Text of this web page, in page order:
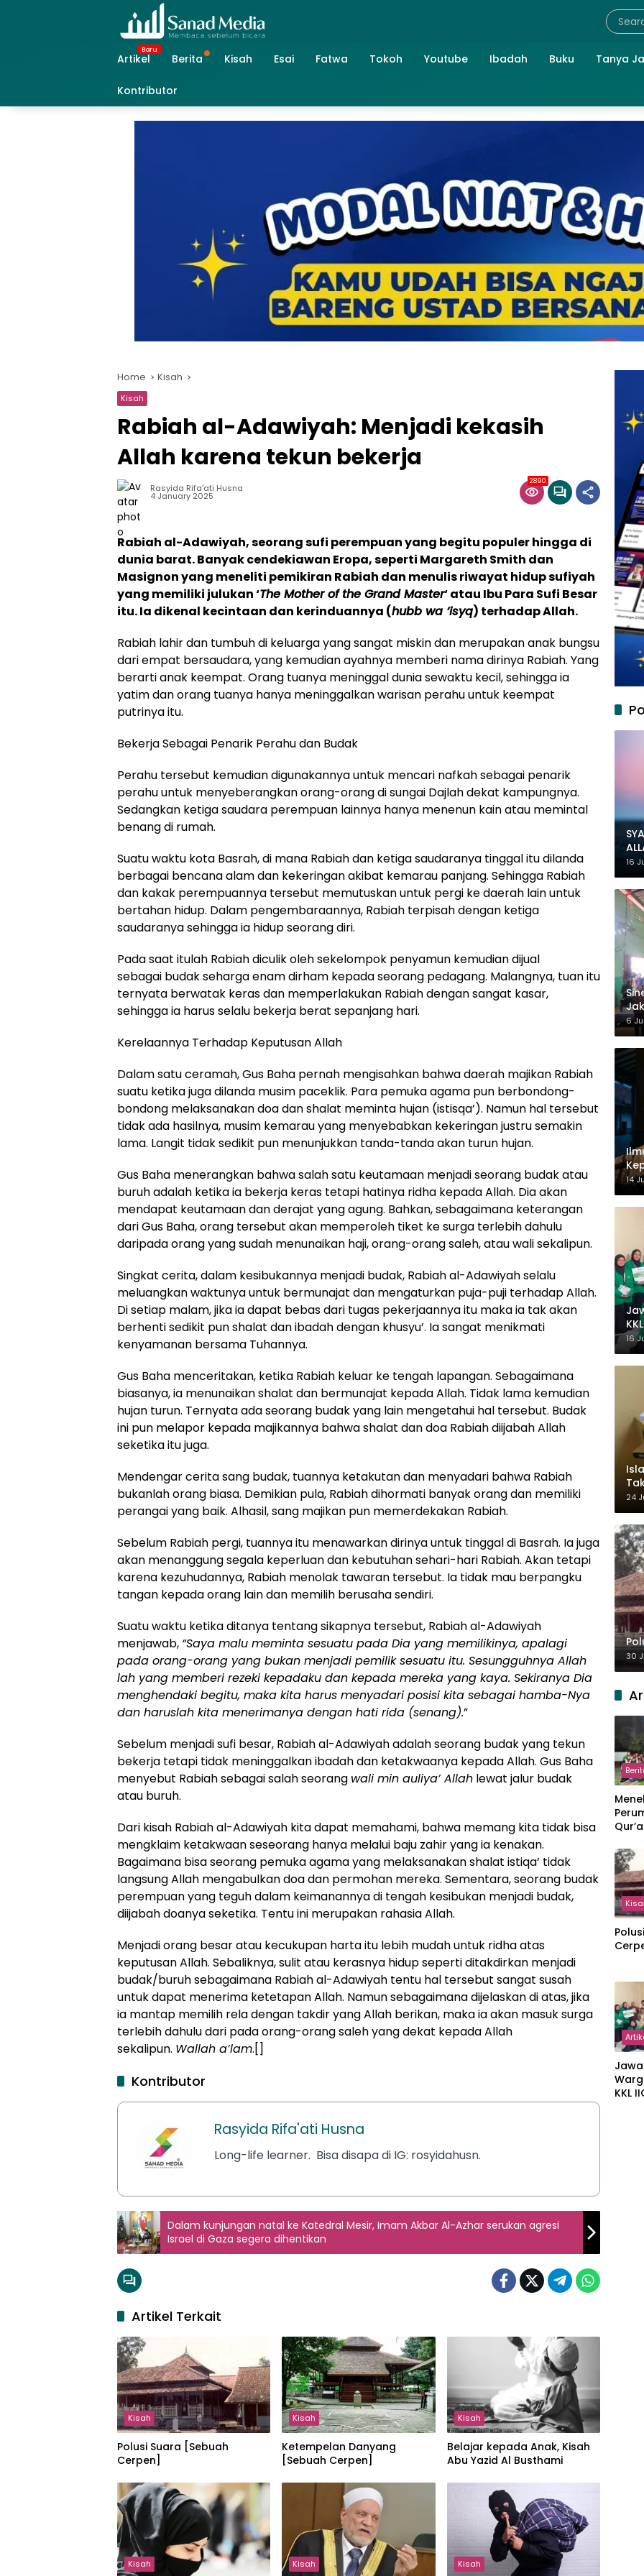
Artikel
Berita Kisah Esai Fatwa Tokoh Youtube Ibadah Buku Tanya
Kontributor
Home Kisah
Kisah
Rabiah al-Adawiyah: Menjadi kekasih
Allah karena tekun bekerja
Rasyida Rifa'ati Husna
4 January 2025
2890
Rabiah al-Adawiyah, seorang sufi perempuan yang begitu populer hingga di
dunia barat. Banyak cendekiawan Eropa, seperti Margareth Smith dan
Masignon yang meneliti pemikiran Rabiah dan menulis riwayat hidup sufiyah
yang memiliki julukan ‘The Mother of the Grand Master‘ atau Ibu Para Sufi Besar
itu. Ia dikenal kecintaan dan kerinduannya (hubb wa ’isyq) terhadap Allah.
Rabiah lahir dan tumbuh di keluarga yang sangat miskin dan merupakan anak bungsu
dari empat bersaudara, yang kemudian ayahnya memberi nama dirinya Rabiah. Yang
berarti anak keempat. Orang tuanya meninggal dunia sewaktu kecil, sehingga ia
yatim dan orang tuanya hanya meninggalkan warisan perahu untuk keempat
putrinya itu.
Bekerja Sebagai Penarik Perahu dan Budak
Perahu tersebut kemudian digunakannya untuk mencari nafkah sebagai penarik
perahu untuk menyeberangkan orang-orang di sungai Dajlah dekat kampungnya.
Sedangkan ketiga saudara perempuan lainnya hanya menenun kain atau memintal
benang di rumah.
Suatu waktu kota Basrah, di mana Rabiah dan ketiga saudaranya tinggal itu dilanda
berbagai bencana alam dan kekeringan akibat kemarau panjang. Sehingga Rabiah
dan kakak perempuannya tersebut memutuskan untuk pergi ke daerah lain untuk
bertahan hidup. Dalam pengembaraannya, Rabiah terpisah dengan ketiga
saudaranya sehingga ia hidup seorang diri.
Pada saat itulah Rabiah diculik oleh sekelompok penyamun kemudian dijual
sebagai budak seharga enam dirham kepada seorang pedagang. Malangnya, tuan itu
ternyata berwatak keras dan memperlakukan Rabiah dengan sangat kasar,
sehingga ia harus selalu bekerja berat sepanjang hari.
Kerelaannya Terhadap Keputusan Allah
Dalam satu ceramah, Gus Baha pernah mengisahkan bahwa daerah majikan Rabiah
suatu ketika juga dilanda musim paceklik. Para pemuka agama pun berbondong-
bondong melaksanakan doa dan shalat meminta hujan (istisqa’). Namun hal tersebut
tidak ada hasilnya, musim kemarau yang menyebabkan kekeringan justru semakin
lama. Langit tidak sedikit pun menunjukkan tanda-tanda akan turun hujan.
Gus Baha menerangkan bahwa salah satu keutamaan menjadi seorang budak atau
buruh adalah ketika ia bekerja keras tetapi hatinya ridha kepada Allah. Dia akan
mendapat keutamaan dan derajat yang agung. Bahkan, sebagaimana keterangan
dari Gus Baha, orang tersebut akan memperoleh tiket ke surga terlebih dahulu
daripada orang yang sudah menunaikan haji, orang-orang saleh, atau wali sekalipun.
Singkat cerita, dalam kesibukannya menjadi budak, Rabiah al-Adawiyah selalu
meluangkan waktunya untuk bermunajat dan mengaturkan puja-puji terhadap Allah.
Di setiap malam, jika ia dapat bebas dari tugas pekerjaannya itu maka ia tak akan
berhenti sedikit pun shalat dan ibadah dengan khusyu’. Ia sangat menikmati
kenyamanan bersama Tuhannya.
Gus Baha menceritakan, ketika Rabiah keluar ke tengah lapangan. Sebagaimana
biasanya, ia menunaikan shalat dan bermunajat kepada Allah. Tidak lama kemudian
hujan turun. Ternyata ada seorang budak yang lain mengetahui hal tersebut. Budak
ini pun melapor kepada majikannya bahwa shalat dan doa Rabiah diijabah Allah
seketika itu juga.
Mendengar cerita sang budak, tuannya ketakutan dan menyadari bahwa Rabiah
bukanlah orang biasa. Demikian pula, Rabiah dihormati banyak orang dan memiliki
perangai yang baik. Alhasil, sang majikan pun memerdekakan Rabiah.
Sebelum Rabiah pergi, tuannya itu menawarkan dirinya untuk tinggal di Basrah. Ia juga
akan menanggung segala keperluan dan kebutuhan sehari-hari Rabiah. Akan tetapi
karena kezuhudannya, Rabiah menolak tawaran tersebut. Ia tidak mau berpangku
tangan kepada orang lain dan memilih berusaha sendiri.
Suatu waktu ketika ditanya tentang sikapnya tersebut, Rabiah al-Adawiyah
menjawab, “Saya malu meminta sesuatu pada Dia yang memilikinya, apalagi
pada orang-orang yang bukan menjadi pemilik sesuatu itu. Sesungguhnya Allah
lah yang memberi rezeki kepadaku dan kepada mereka yang kaya. Sekiranya Dia
menghendaki begitu, maka kita harus menyadari posisi kita sebagai hamba-Nya
dan haruslah kita menerimanya dengan hati rida (senang).”
Sebelum menjadi sufi besar, Rabiah al-Adawiyah adalah seorang budak yang tekun
bekerja tetapi tidak meninggalkan ibadah dan ketakwaanya kepada Allah. Gus Baha
menyebut Rabiah sebagai salah seorang wali min auliya’ Allah lewat jalur budak
atau buruh.
Dari kisah Rabiah al-Adawiyah kita dapat memahami, bahwa memang kita tidak bisa
mengklaim ketakwaan seseorang hanya melalui baju zahir yang ia kenakan.
Bagaimana bisa seorang pemuka agama yang melaksanakan shalat istiqa’ tidak
langsung Allah mengabulkan doa dan permohan mereka. Sementara, seorang budak
perempuan yang teguh dalam keimanannya di tengah kesibukan menjadi budak,
diijabah doanya seketika. Tentu ini merupakan rahasia Allah.
Menjadi orang besar atau kecukupan harta itu lebih mudah untuk ridha atas
keputusan Allah. Sebaliknya, sulit atau kerasnya hidup seperti ditakdirkan menjadi
budak/buruh sebagaimana Rabiah al-Adawiyah tentu hal tersebut sangat susah
untuk dapat menerima ketetapan Allah. Namun sebagaimana dijelaskan di atas, jika
ia mantap memilih rela dengan takdir yang Allah berikan, maka ia akan masuk surga
terlebih dahulu dari pada orang-orang saleh yang dekat kepada Allah
sekalipun. Wallah a’lam.[]
Kontributor
Rasyida Rifa'ati Husna
Long-life learner. Bisa disapa di IG: rosyidahusn.
Dalam kunjungan natal ke Katedral Mesir, Imam Akbar Al-Azhar serukan agresi
Israel di Gaza segera dihentikan
Artikel Terkait
Kisah
Polusi Suara [Sebuah
Cerpen]
Kisah
Ketempelan Danyang
[Sebuah Cerpen]
Kisah
Belajar kepada Anak, Kisah
Abu Yazid Al Busthami
Kisah Kisah Kisah
16
6
14
16
24
30
KKL